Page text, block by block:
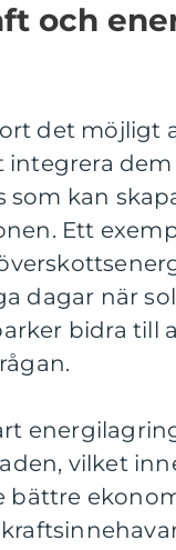
och
det möjligt
som kan
Ett
dagar när
bidra till
vilket
bättre